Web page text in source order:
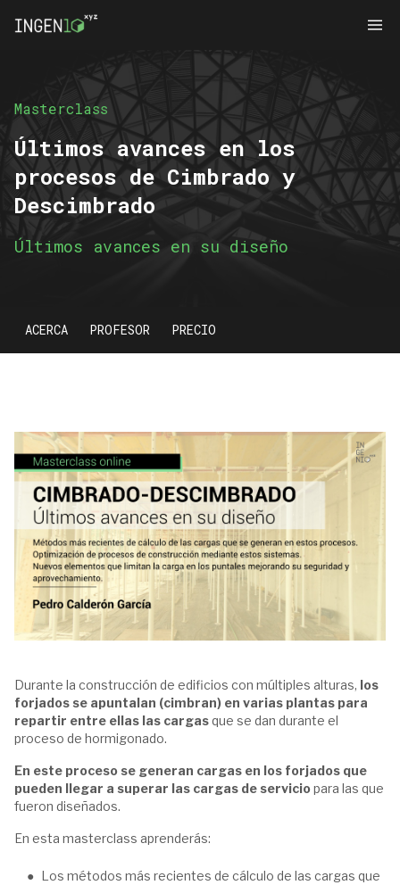
Masterclass
Últimos avances en los
procesos de Cimbrado y
Descimbrado
Últimos avances en su diseño
ACERCA PROFESOR PRECIO
Durante la construcción de edificios con múltiples alturas, los
forjados se apuntalan (cimbran) en varias plantas para
repartir entre ellas las cargasque se dan durante el
proceso de hormigonado.
En este proceso se generan cargas en los forjados que
pueden llegar a superar las cargas de servicio para las que
fueron diseñados.
En esta masterclass aprenderás:
Los métodos más recientes de cálculo de las cargas que